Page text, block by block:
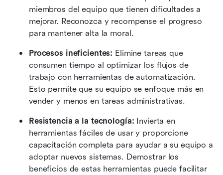
miembros del equipo que tienen dificultades a
mejorar. Reconozca y recompense el progreso
para mantener alta la moral.
Procesos ineficientes: Elimine tareas que
consumen tiempo al optimizar los flujos de
trabajo con herramientas de automatización.
Esto permite que su equipo se enfoque más en
vender y menos en tareas administrativas.
Resistencia a la tecnología: Invierta en
herramientas fáciles de usar y proporcione
capacitación completa para ayudar a su equipo a
adoptar nuevos sistemas. Demostrar los
beneficios de estas herramientas puede facilitar